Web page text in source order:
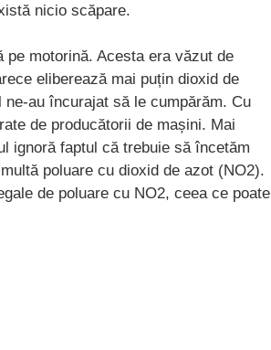
nicio scăpare.
pe motorină. Acesta era văzut de
eliberează mai puțin dioxid de
au încurajat să le cumpărăm. Cu
de producătorii de mașini. Mai
ignoră faptul că trebuie să încetăm
poluare cu dioxid de azot (NO2).
de poluare cu NO2, ceea ce poate